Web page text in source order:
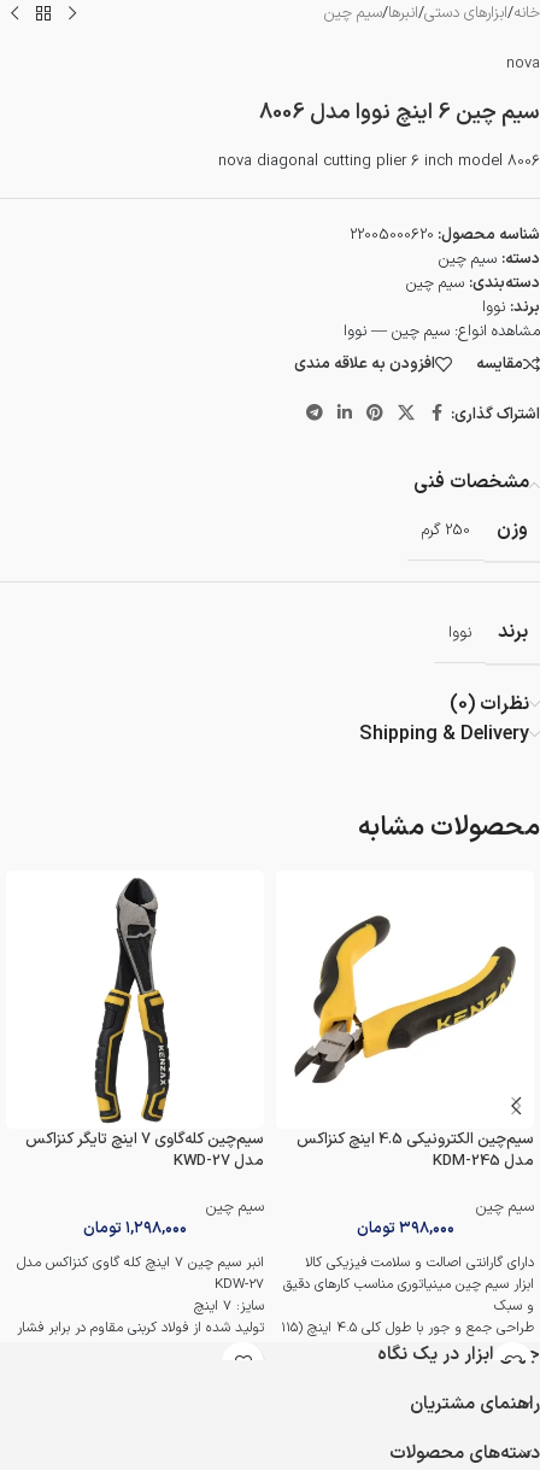
خانه/ابزارهای دستی/انبرها/سیم چین
nova
سیم چین 6 اینچ نووا مدل 8006
nova diagonal cutting plier 6 inch model 8006
شناسه محصول: 22005000620
دسته: سیم چین
دسته‌بندی: سیم چین
برند: نووا
مشاهده انواع: سیم چین — نووا
مقایسه
افزودن به علاقه مندی
اشتراک گذاری:
مشخصات فنی
وزن
250 گرم
برند نووا
نظرات (0)
Shipping & Delivery
محصولات مشابه
سیم‌چین الکترونیکی 4.5 اینچ کنزاکس
مدل KDM-245
سیم چین
۳۹۸,۰۰۰تومان
دارای گارانتی اصالت و سلامت فیزیکی کالا
ابزار سیم چین مینیاتوری مناسب کارهای دقیق
و سبک
طراحی جمع و جور با طول کلی 4.5 اینچ (115
میلی متر)
مناسب برای مصارف الکترونیک و تعمیرات
لوازم دیجیتال
دسته‌های ارگونومیک با پوشش ضد لغزش برای
بدنه فولادی مقاوم و مستحکم
سیم‌چین کله‌گاوی 7 اینچ تایگر کنزاکس
مدل KWD-27
سیم چین
۱,۲۹۸,۰۰۰تومان
انبر سیم چین 7 اینچ کله گاوی کنزاکس مدل
KDW-27
سایز: 7 اینچ
تولید شده از فولاد کربنی مقاوم در برابر فشار
جهان ابزار در یک نگاه
راهنمای مشتریان
دسته‌های محصولات